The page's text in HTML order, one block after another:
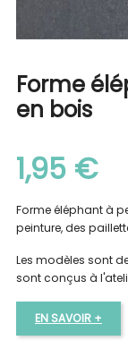
Forme
en bois
1,95 €
Forme éléphant à
peinture, des
Les modèles sont
sont conçus à
EN SAVOIR +